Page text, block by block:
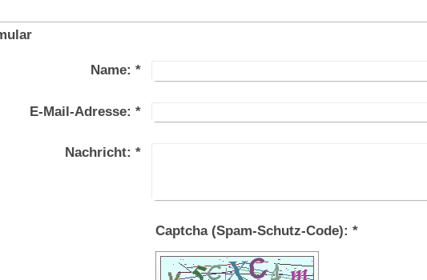
Name: *
E-Mail-Adresse: *
Nachricht: *
Captcha (Spam-Schutz-Code): *